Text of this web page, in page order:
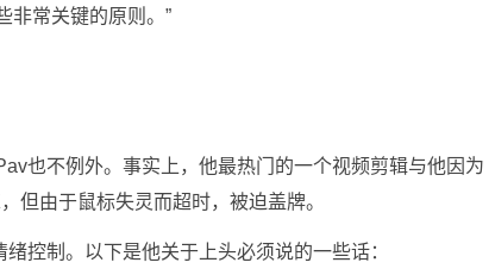
非常关键的原则。”
也不例外。事实上，他最热门的一个视频剪辑与他因为
但由于鼠标失灵而超时，被迫盖牌。
控制。以下是他关于上头必须说的一些话：